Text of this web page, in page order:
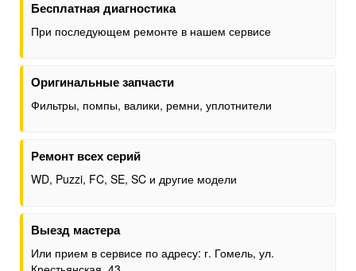
Бесплатная диагностика
При последующем ремонте в нашем сервисе
Оригинальные запчасти
Фильтры, помпы, валики, ремни, уплотнители
Ремонт всех серий
WD, Puzzi, FC, SE, SC и другие модели
Выезд мастера
Или прием в сервисе по адресу: г. Гомель, ул.